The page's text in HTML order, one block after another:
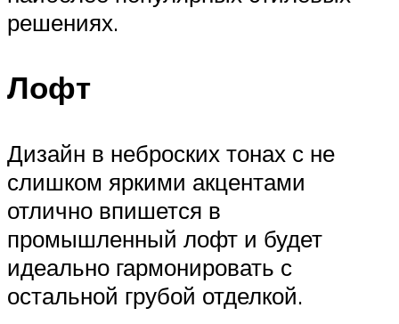
решениях.
Лофт
Дизайн в неброских тонах с не
слишком яркими акцентами
отлично впишется в
промышленный лофт и будет
идеально гармонировать с
остальной грубой отделкой.